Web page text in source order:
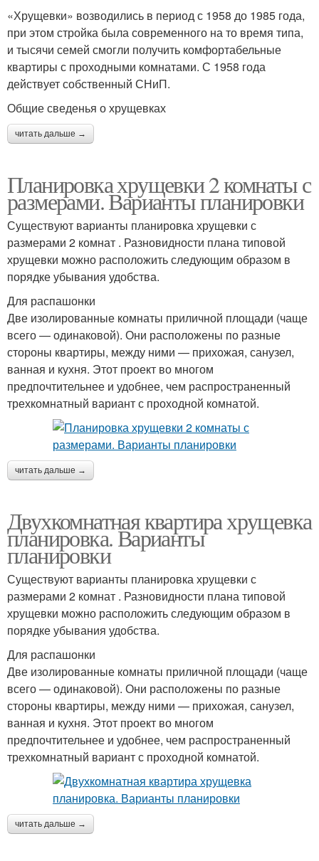
«Хрущевки» возводились в период с 1958 до 1985 года,
при этом стройка была современного на то время типа,
и тысячи семей смогли получить комфортабельные
квартиры с проходными комнатами. С 1958 года
действует собственный СНиП.
Общие сведенья о хрущевках
читать дальше →
Планировка хрущевки 2 комнаты с
размерами. Варианты планировки
Существуют варианты планировка хрущевки с
размерами 2 комнат . Разновидности плана типовой
хрущевки можно расположить следующим образом в
порядке убывания удобства.
Для распашонки
Две изолированные комнаты приличной площади (чаще
всего — одинаковой). Они расположены по разные
стороны квартиры, между ними — прихожая, санузел,
ванная и кухня. Этот проект во многом
предпочтительнее и удобнее, чем распространенный
трехкомнатный вариант с проходной комнатой.
читать дальше →
Двухкомнатная квартира хрущевка
планировка. Варианты
планировки
Существуют варианты планировка хрущевки с
размерами 2 комнат . Разновидности плана типовой
хрущевки можно расположить следующим образом в
порядке убывания удобства.
Для распашонки
Две изолированные комнаты приличной площади (чаще
всего — одинаковой). Они расположены по разные
стороны квартиры, между ними — прихожая, санузел,
ванная и кухня. Этот проект во многом
предпочтительнее и удобнее, чем распространенный
трехкомнатный вариант с проходной комнатой.
читать дальше →